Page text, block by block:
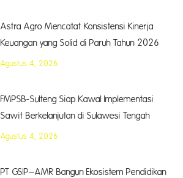
Astra Agro Mencatat Konsistensi Kinerja
Keuangan yang Solid di Paruh Tahun 2026
Agustus 4, 2026
FMPSB-Sulteng Siap Kawal Implementasi
Sawit Berkelanjutan di Sulawesi Tengah
Agustus 4, 2026
PT GSIP–AMR Bangun Ekosistem Pendidikan